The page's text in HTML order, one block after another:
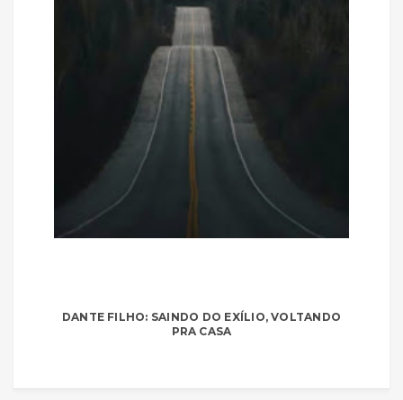
DANTE FILHO: SAINDO DO EXÍLIO, VOLTANDO
PRA CASA